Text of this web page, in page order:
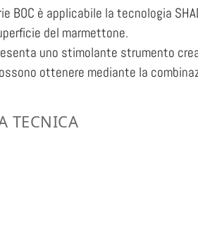
BOC è applicabile la tecnologia
del marmettone.
uno stimolante strumento
ottenere mediante la
TECNICA